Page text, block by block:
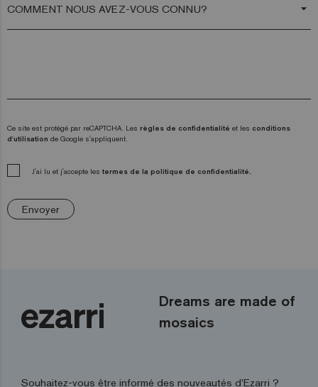
arrow_drop_down
Ce site est protégé par reCAPTCHA. Les règles de confidentialité et les conditions
d'utilisation de Google s'appliquent.
J'ai lu et j'accepte les termes de la politique de confidentialité.
Envoyer
Dreams are made of
mosaics
Souhaitez-vous être informé des nouveautés d’Ezarri ?